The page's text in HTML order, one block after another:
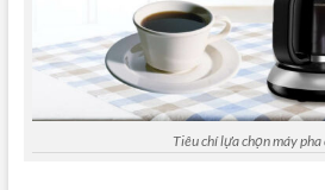
Tiêu chí lựa chọn máy pha